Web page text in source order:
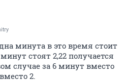
минута в это время стоит
стоят 2,22 получается
случае за 6 минут вместо
2.